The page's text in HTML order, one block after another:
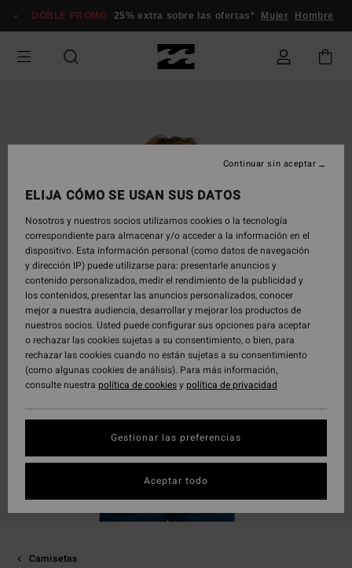
información
DOBLE PROMO 25% extra sobre las ofertas* Mujer Hombre
Camisetas
ELIJA CÓMO SE USAN SUS DATOS
Nosotros y nuestros socios utilizamos cookies o la tecnología
correspondiente para almacenar y/o acceder a la información en el
dispositivo. Esta información personal (como datos de navegación
y dirección IP) puede utilizarse para: presentarle anuncios y
contenido personalizados, medir el rendimiento de la publicidad y
los contenidos, presentar las anuncios personalizados, conocer
mejor a nuestra audiencia, desarrollar y mejorar los productos de
nuestros socios. Usted puede configurar sus opciones para aceptar
o rechazar las cookies sujetas a su consentimiento, o bien, para
rechazar las cookies cuando no están sujetas a su consentimiento
(como algunas cookies de análisis). Para más información,
consulte nuestra política de cookiesypolítica de privacidad
Gestionar las preferencias
Continuar sin aceptar
Aceptar todo